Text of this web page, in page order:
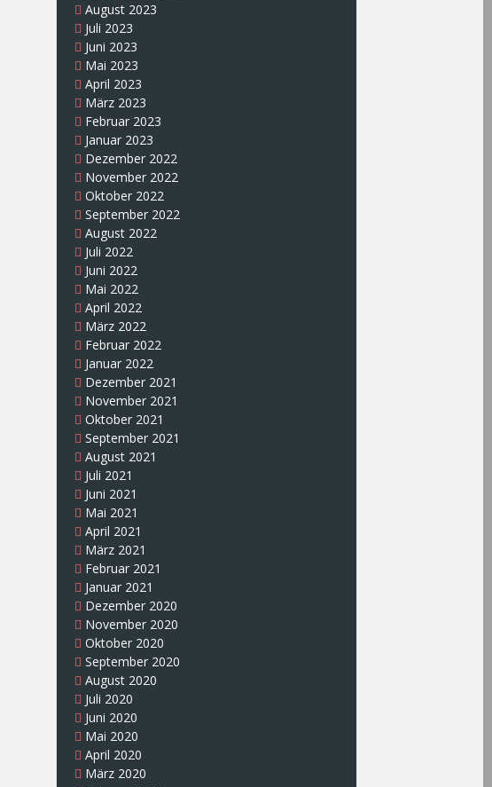
August 2023
Juli 2023
Juni 2023
Mai 2023
April 2023
März 2023
Februar 2023
Januar 2023
Dezember 2022
November 2022
Oktober 2022
September 2022
August 2022
Juli 2022
Juni 2022
Mai 2022
April 2022
März 2022
Februar 2022
Januar 2022
Dezember 2021
November 2021
Oktober 2021
September 2021
August 2021
Juli 2021
Juni 2021
Mai 2021
April 2021
März 2021
Februar 2021
Januar 2021
Dezember 2020
November 2020
Oktober 2020
September 2020
August 2020
Juli 2020
Juni 2020
Mai 2020
April 2020
März 2020